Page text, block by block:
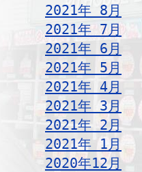
2021年 8月
2021年 7月
2021年 6月
2021年 5月
2021年 4月
2021年 3月
2021年 2月
2021年 1月
2020年12月